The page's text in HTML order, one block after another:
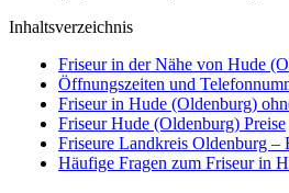
Inhaltsverzeichnis
Friseur in der Nähe von Hude
Öffnungszeiten und
Friseur in Hude (Oldenburg)
Friseur Hude (Oldenburg) Preise
Friseure Landkreis Oldenburg –
Häufige Fragen zum Friseur in